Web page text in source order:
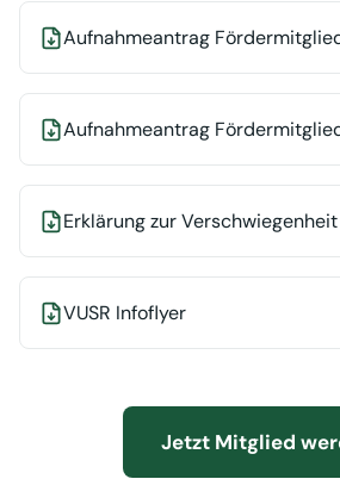
Aufnahmeantrag
Aufnahmeantrag
Erklärung zur Verschwiegenheit
VUSR Infoflyer
Jetzt Mitglied